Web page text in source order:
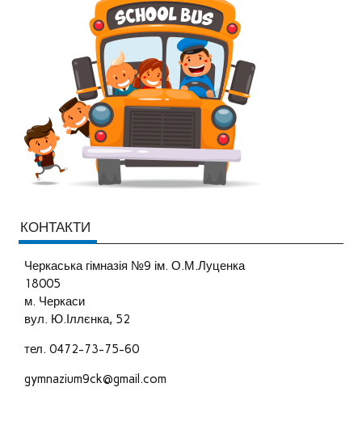
КОНТАКТИ
Черкаська гімназія №9 ім. О.М.Луценка
18005
м. Черкаси
вул. Ю.Іллєнка, 52
тел. 0472-73-75-60
gymnazium9ck@gmail.com